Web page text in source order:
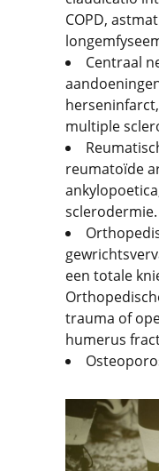
COPD,
Centraal
multiple
reumatoïde
sclerodermie.
een totale
trauma of
humerus